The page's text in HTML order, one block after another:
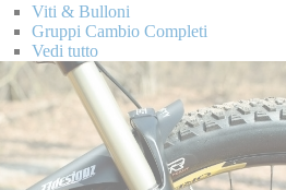
Viti & Bulloni
Gruppi Cambio Completi
Vedi tutto